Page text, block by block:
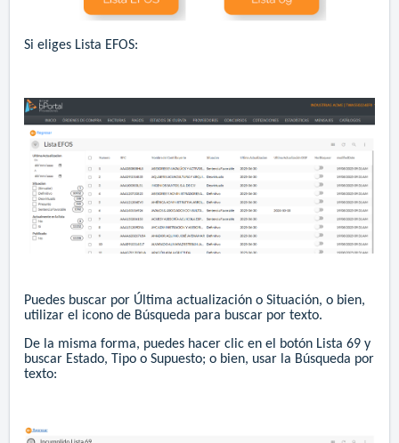
Si eliges Lista EFOS:
Puedes buscar por Última actualización o Situación, o bien,
utilizar el icono de Búsqueda para buscar por texto.
De la misma forma, puedes hacer clic en el botón Lista 69 y
buscar Estado, Tipo o Supuesto; o bien, usar la Búsqueda por
texto: